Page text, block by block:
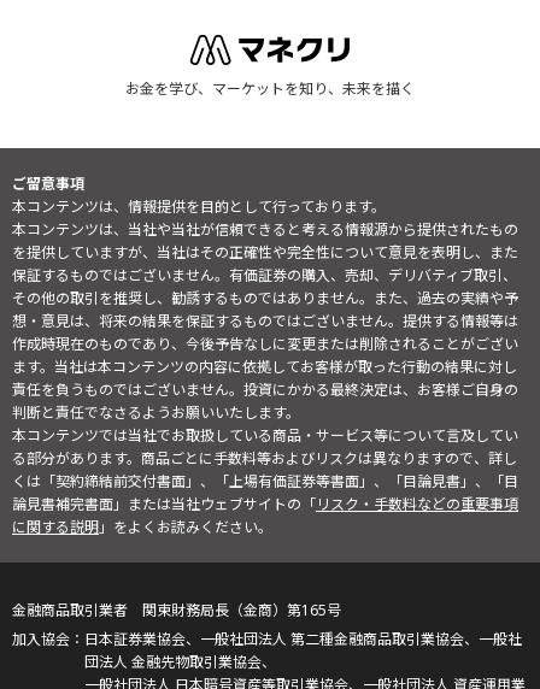
お金を学び、マーケットを知り、未来を描く
ご留意事項
本コンテンツは、情報提供を目的として行っております。
本コンテンツは、当社や当社が信頼できると考える情報源から提供されたもの
を提供していますが、当社はその正確性や完全性について意見を表明し、また
保証するものではございません。有価証券の購入、売却、デリバティブ取引、
その他の取引を推奨し、勧誘するものではありません。また、過去の実績や予
想・意見は、将来の結果を保証するものではございません。提供する情報等は
作成時現在のものであり、今後予告なしに変更または削除されることがござい
ます。当社は本コンテンツの内容に依拠してお客様が取った行動の結果に対し
責任を負うものではございません。投資にかかる最終決定は、お客様ご自身の
判断と責任でなさるようお願いいたします。
本コンテンツでは当社でお取扱している商品・サービス等について言及してい
る部分があります。商品ごとに手数料等およびリスクは異なりますので、詳し
くは「契約締結前交付書面」、「上場有価証券等書面」、「目論見書」、「目
論見書補完書面」または当社ウェブサイトの「リスク・手数料などの重要事項
に関する説明」をよくお読みください。
金融商品取引業者 関東財務局長（金商）第165号
日本証券業協会、一般社団法人 第二種金融商品取引業協会、一般社
団法人 金融先物取引業協会、
一般社団法人 日本暗号資産等取引業協会、一般社団法人 資産運用業